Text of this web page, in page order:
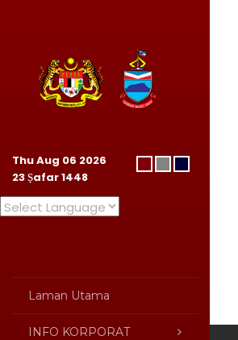
Thu Aug 06 2026
23Ṣafar1448
Laman Utama
INFO KORPORAT